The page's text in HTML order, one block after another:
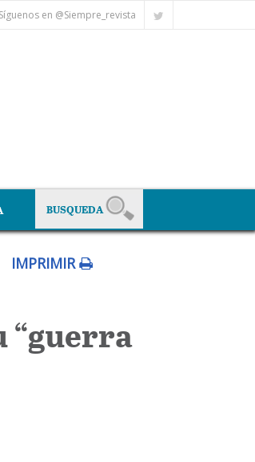
Síguenos en @Siempre_revista
IMPRIMIR
“guerra